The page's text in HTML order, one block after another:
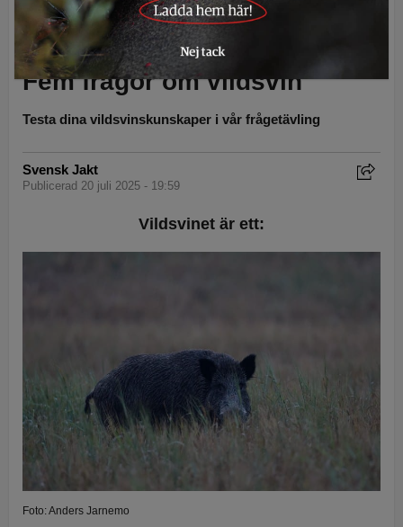
Vad kan du om vildsvin? Foto: Olle Olsson
Fem frågor om vildsvin
Testa dina vildsvinskunskaper i vår frågetävling
Svensk Jakt
Publicerad 20 juli 2025 - 19:59
Vildsvinet är ett:
Foto: Anders Jarnemo